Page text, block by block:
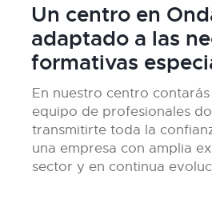
Un centro en
adaptado a las
formativas
En nuestro centro
equipo de profesionales
transmitirte toda la
una empresa con amplia
sector y en continua